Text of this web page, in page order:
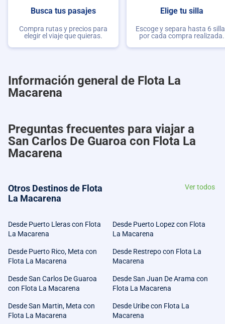
Busca tus pasajes
Compra rutas y precios para
elegir el viaje que quieras.
Elige tu silla
Escoge y separa hasta 6
por cada compra realizada.
Información general de Flota La
Macarena
Preguntas frecuentes para viajar a
San Carlos De Guaroa con Flota La
Macarena
Otros Destinos de Flota
La Macarena
Ver todos
Desde Puerto Lleras con Flota
La Macarena
Desde Puerto Lopez con Flota
La Macarena
Desde Puerto Rico, Meta con
Flota La Macarena
Desde Restrepo con Flota La
Macarena
Desde San Carlos De Guaroa
con Flota La Macarena
Desde San Juan De Arama con
Flota La Macarena
Desde San Martin, Meta con
Flota La Macarena
Desde Uribe con Flota La
Macarena